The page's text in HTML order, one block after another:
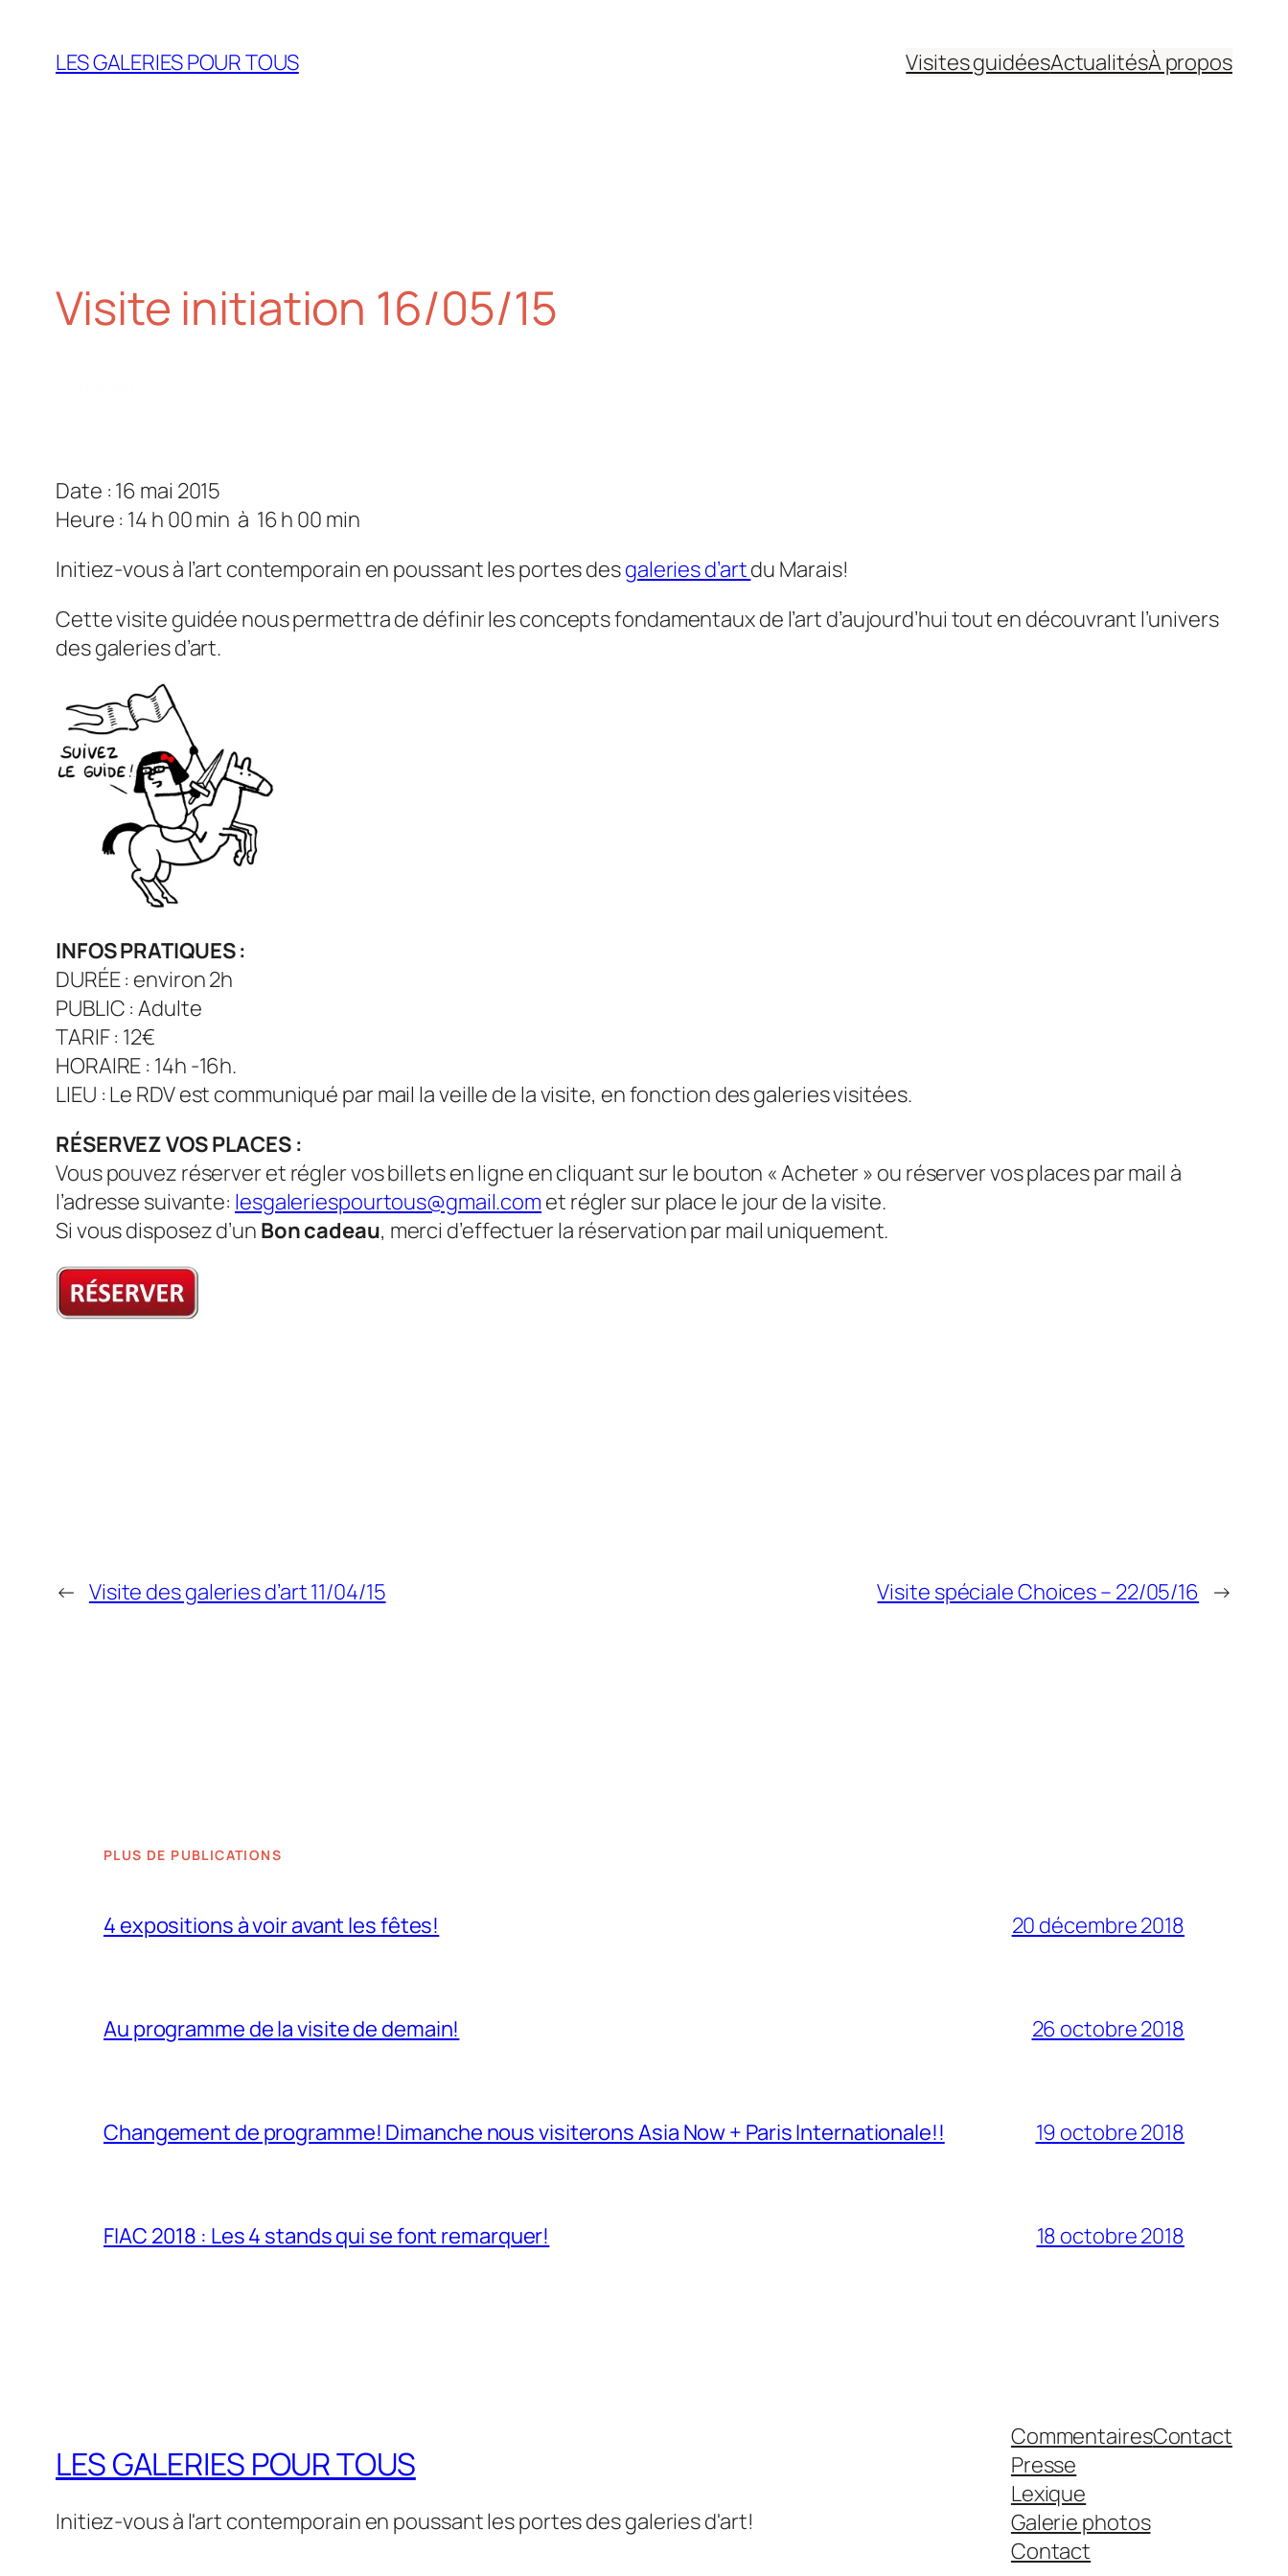
contenu
LES GALERIES POUR TOUS Visites guidéesActualitésÀ propos
Visite initiation 16/05/15
Date : 16 mai 2015
Heure : 14 h 00 min à 16 h 00 min
Initiez-vous à l’art contemporain en poussant les portes desgaleries d’artdu Marais!
Cette visite guidée nous permettra de définir les concepts fondamentaux de l’art d’aujourd’hui tout en découvrant l’univers
des galeries d’art.
INFOS PRATIQUES :
DURÉE : environ 2h
PUBLIC : Adulte
TARIF : 12€
HORAIRE : 14h -16h.
LIEU : Le RDV est communiqué par mail la veille de la visite, en fonction des galeries visitées.
RÉSERVEZ VOS PLACES :
Vous pouvez réserver et régler vos billets en ligne en cliquant sur le bouton « Acheter » ou réserver vos places par mail à
l’adresse suivante: lesgaleriespourtous@gmail.com et régler sur place le jour de la visite.
Si vous disposez d’un Bon cadeau, merci d’effectuer la réservation par mail uniquement.
← Visite des galeries d’art 11/04/15 Visite spéciale Choices – 22/05/16 →
PLUS DE PUBLICATIONS
4 expositions à voir avant les fêtes! 20 décembre 2018
Au programme de la visite de demain! 26 octobre 2018
Changement de programme! Dimanche nous visiterons Asia Now + Paris Internationale!! 19 octobre 2018
FIAC 2018 : Les 4 stands qui se font remarquer! 18 octobre 2018
LES GALERIES POUR TOUS
Initiez-vous à l'art contemporain en poussant les portes des galeries d'art!
Commentaires
Presse
Lexique
Galerie photos
Contact
Contact